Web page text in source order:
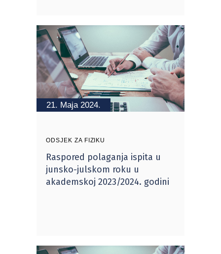
21. Maja 2024.
ODSJEK ZA FIZIKU
Raspored polaganja ispita u
junsko-julskom roku u
akademskoj 2023/2024. godini